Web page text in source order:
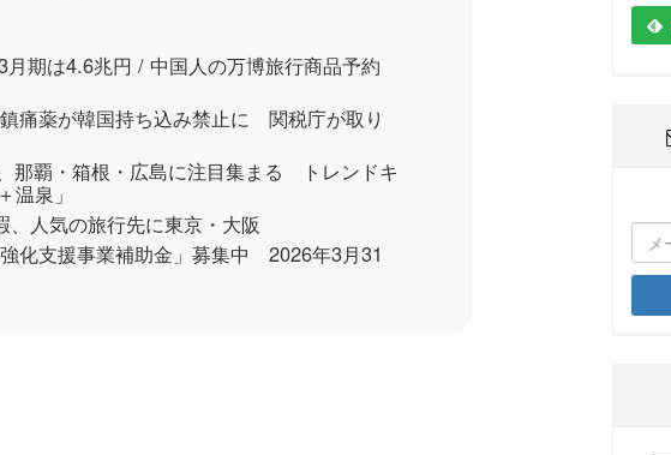
期は4.6兆円 / 中国人の万博旅行商品予約
痛薬が韓国持ち込み禁止に 関税庁が取り
那覇・箱根・広島に注目集まる トレンドキ
温泉」
人気の旅行先に東京・大阪
化支援事業補助金」募集中 2026年3月31